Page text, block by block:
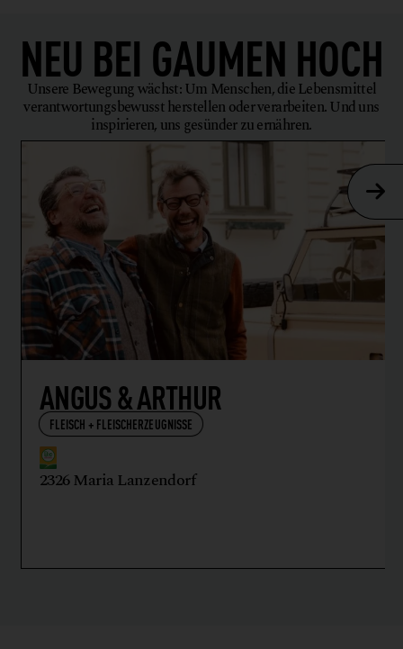
NEU BEI GAUMEN HOCH
Unsere Bewegung wächst: Um Menschen, die Lebensmittel
verantwortungsbewusst herstellen oder verarbeiten. Und uns
inspirieren, uns gesünder zu ernähren.
ANGUS & ARTHUR
FLEISCH + FLEISCHERZEUGNISSE
2326 Maria Lanzendorf